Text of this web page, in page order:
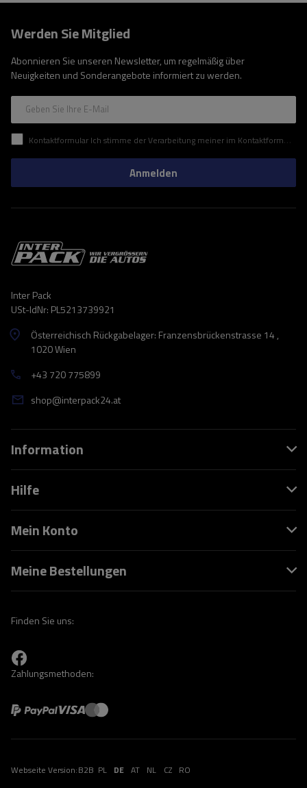
Werden Sie Mitglied
Abonnieren Sie unseren Newsletter, um regelmäßig über
Neuigkeiten und Sonderangebote informiert zu werden.
Geben Sie Ihre E-Mail
Kontaktformular Ich stimme der Verarbeitung meiner im Kontaktformular enthaltenen personenbezogenen Daten gemäß der Verordnung (EU) des Europäischen Parlaments und des Rates zu.
Anmelden
Inter Pack
USt-IdNr: PL5213739921
Österreichisch Rückgabelager: Franzensbrückenstrasse 14 ,
1020 Wien
+43 720 775899
shop@interpack24.at
Information
Hilfe
Mein Konto
Meine Bestellungen
Finden Sie uns:
Zahlungsmethoden:
Webseite Version:B2B PL DE AT NL CZ RO